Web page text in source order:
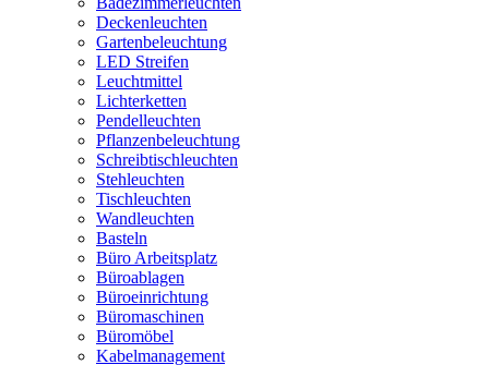
Deckenleuchten
Gartenbeleuchtung
LED Streifen
Leuchtmittel
Lichterketten
Pendelleuchten
Pflanzenbeleuchtung
Schreibtischleuchten
Stehleuchten
Tischleuchten
Wandleuchten
Basteln
Büro Arbeitsplatz
Büroablagen
Büroeinrichtung
Büromaschinen
Büromöbel
Kabelmanagement